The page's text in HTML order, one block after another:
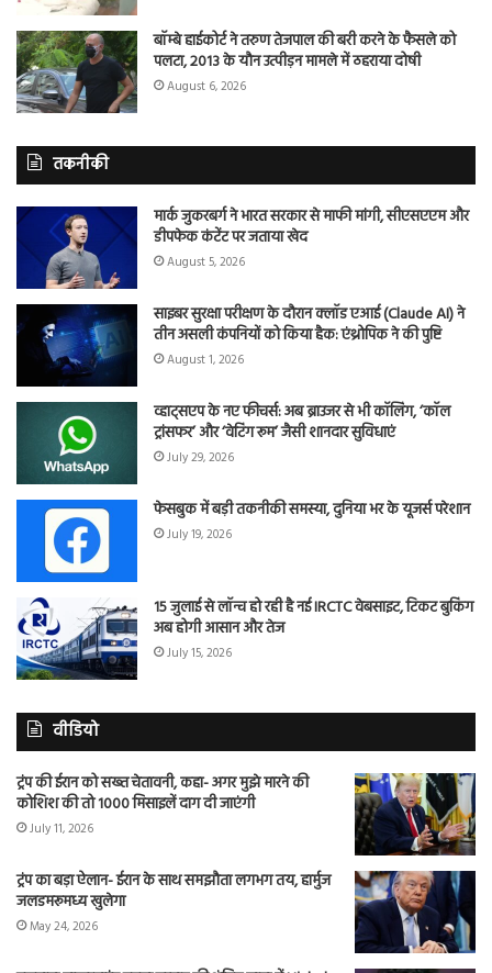
बॉम्बे हाईकोर्ट ने तरुण तेजपाल की बरी करने के फैसले को
पलटा, 2013 के यौन उत्पीड़न मामले में ठहराया दोषी
August 6, 2026
तकनीकी
मार्क जुकरबर्ग ने भारत सरकार से माफी मांगी, सीएसएएम और
डीपफेक कंटेंट पर जताया खेद
August 5, 2026
साइबर सुरक्षा परीक्षण के दौरान क्लॉड एआई (Claude AI) ने
तीन असली कंपनियों को किया हैक: एंथ्रोपिक ने की पुष्टि
August 1, 2026
व्हाट्सएप के नए फीचर्स: अब ब्राउजर से भी कॉलिंग, ‘कॉल
ट्रांसफर’ और ‘वेटिंग रूम’ जैसी शानदार सुविधाएं
July 29, 2026
फेसबुक में बड़ी तकनीकी समस्या, दुनिया भर के यूजर्स परेशान
July 19, 2026
15 जुलाई से लॉन्च हो रही है नई IRCTC वेबसाइट, टिकट बुकिंग
अब होगी आसान और तेज
July 15, 2026
वीडियो
ट्रंप की ईरान को सख्त चेतावनी, कहा- अगर मुझे मारने की
कोशिश की तो 1000 मिसाइलें दाग दी जाएंगी
July 11, 2026
ट्रंप का बड़ा ऐलान- ईरान के साथ समझौता लगभग तय, हार्मुज
जलडमरूमध्य खुलेगा
May 24, 2026